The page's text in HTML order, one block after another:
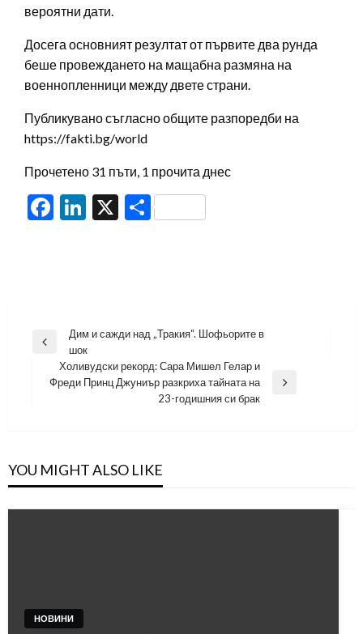
вероятни дати.
Досега основният резултат от първите два рунда
беше провеждането на мащабна размяна на
военнопленници между двете страни.
Публикувано съгласно общите разпоредби на
https://fakti.bg/world
Прочетено 31 пъти, 1 прочита днес
Facebook
LinkedIn
X Share
Навигация
Previous
Дим и сажди над „Тракия“. Шофьорите в
шок
Next
Холивудски рекорд: Сара Мишел Гелар и
Фреди Принц Джуниър разкриха тайната на
23-годишния си брак
YOU MIGHT ALSO LIKE
НОВИНИ